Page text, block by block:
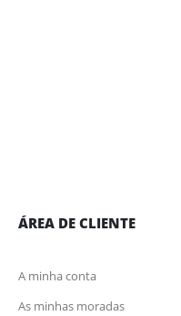
ÁREA DE CLIENTE
A minha conta
As minhas moradas